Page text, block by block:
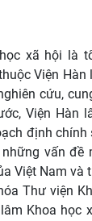
xã hội là
Viện Hàn
cứu,
Viện Hàn
định chính
vấn đề
Việt Nam và
Thư viện
Khoa học